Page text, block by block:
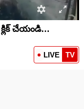
చేయండి…
LIVE TV